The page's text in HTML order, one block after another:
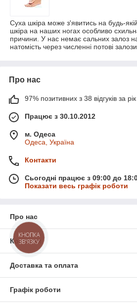
Суха шкіра може з'явитись на будь-
шкіра на наших ногах особливо
причини. У нас немає сальних залоз
натомість через численні потові залози.
Про нас
97% позитивних з 38 відгуків за рік
Працює з 30.10.2012
м. Одеса
Одеса, Україна
Контакти
Сьогодні працює з 09:00 до
Показати весь графік роботи
Про нас
Контакти
Доставка та оплата
Графік роботи
КНОПКА
ЗВ'ЯЗКУ